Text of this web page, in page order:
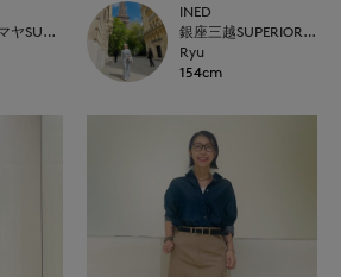
新宿タカシマヤSUPERIOR CLOSET
INED
銀座三越SUPERIOR CLOSET GINZA
Ryu
154cm